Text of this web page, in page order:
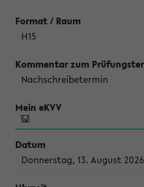
H15
Nachschreibetermin
Donnerstag, 13. August 2026